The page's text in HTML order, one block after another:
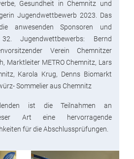
Gesundheit in Chemnitz und
Jugendwettbewerb 2023. Das
anwesenden Sponsoren und
Jugendwettbewerbs: Bernd
Verein Chemnitzer
Marktleiter METRO Chemnitz, Lars
Karola Krug, Denns Biomarkt
Sommelier aus Chemnitz
ist die Teilnahmen an
Art eine hervorragende
für die Abschlussprüfungen.